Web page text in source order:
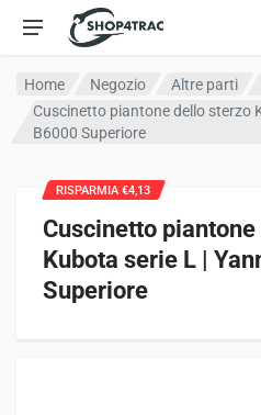
Vai al contenuto
Home Negozio Altre parti
Cuscinetto piantone dello sterzo
B6000 Superiore
Cuscinetto
Kubota serie L |
Superiore
RISPARMIA €4,13